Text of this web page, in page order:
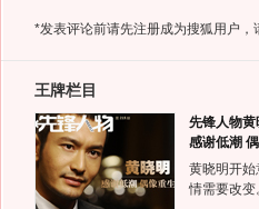
*发表评论前请先注册成为搜狐用户，
王牌栏目
先锋人物黄
感谢低潮
黄晓明开
情需要改